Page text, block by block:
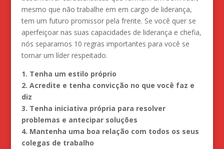
mesmo que não trabalhe em em cargo de liderança,
tem um futuro promissor pela frente. Se você quer se
aperfeiçoar nas suas capacidades de liderança e chefia,
nós separamos 10 regras importantes para você se
tornar um líder respeitado.
1. Tenha um estilo próprio
2. Acredite e tenha convicção no que você faz e
diz
3. Tenha iniciativa própria para resolver
problemas e antecipar soluções
4. Mantenha uma boa relação com todos os seus
colegas de trabalho